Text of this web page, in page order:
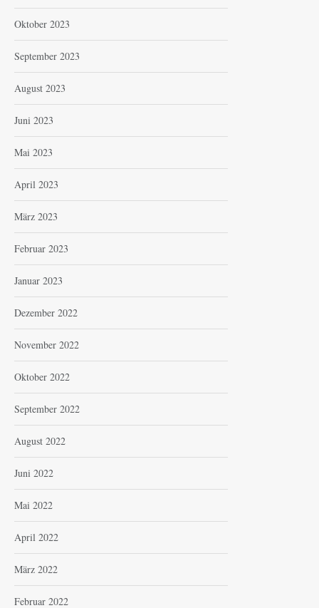
Oktober 2023
September 2023
August 2023
Juni 2023
Mai 2023
April 2023
März 2023
Februar 2023
Januar 2023
Dezember 2022
November 2022
Oktober 2022
September 2022
August 2022
Juni 2022
Mai 2022
April 2022
März 2022
Februar 2022